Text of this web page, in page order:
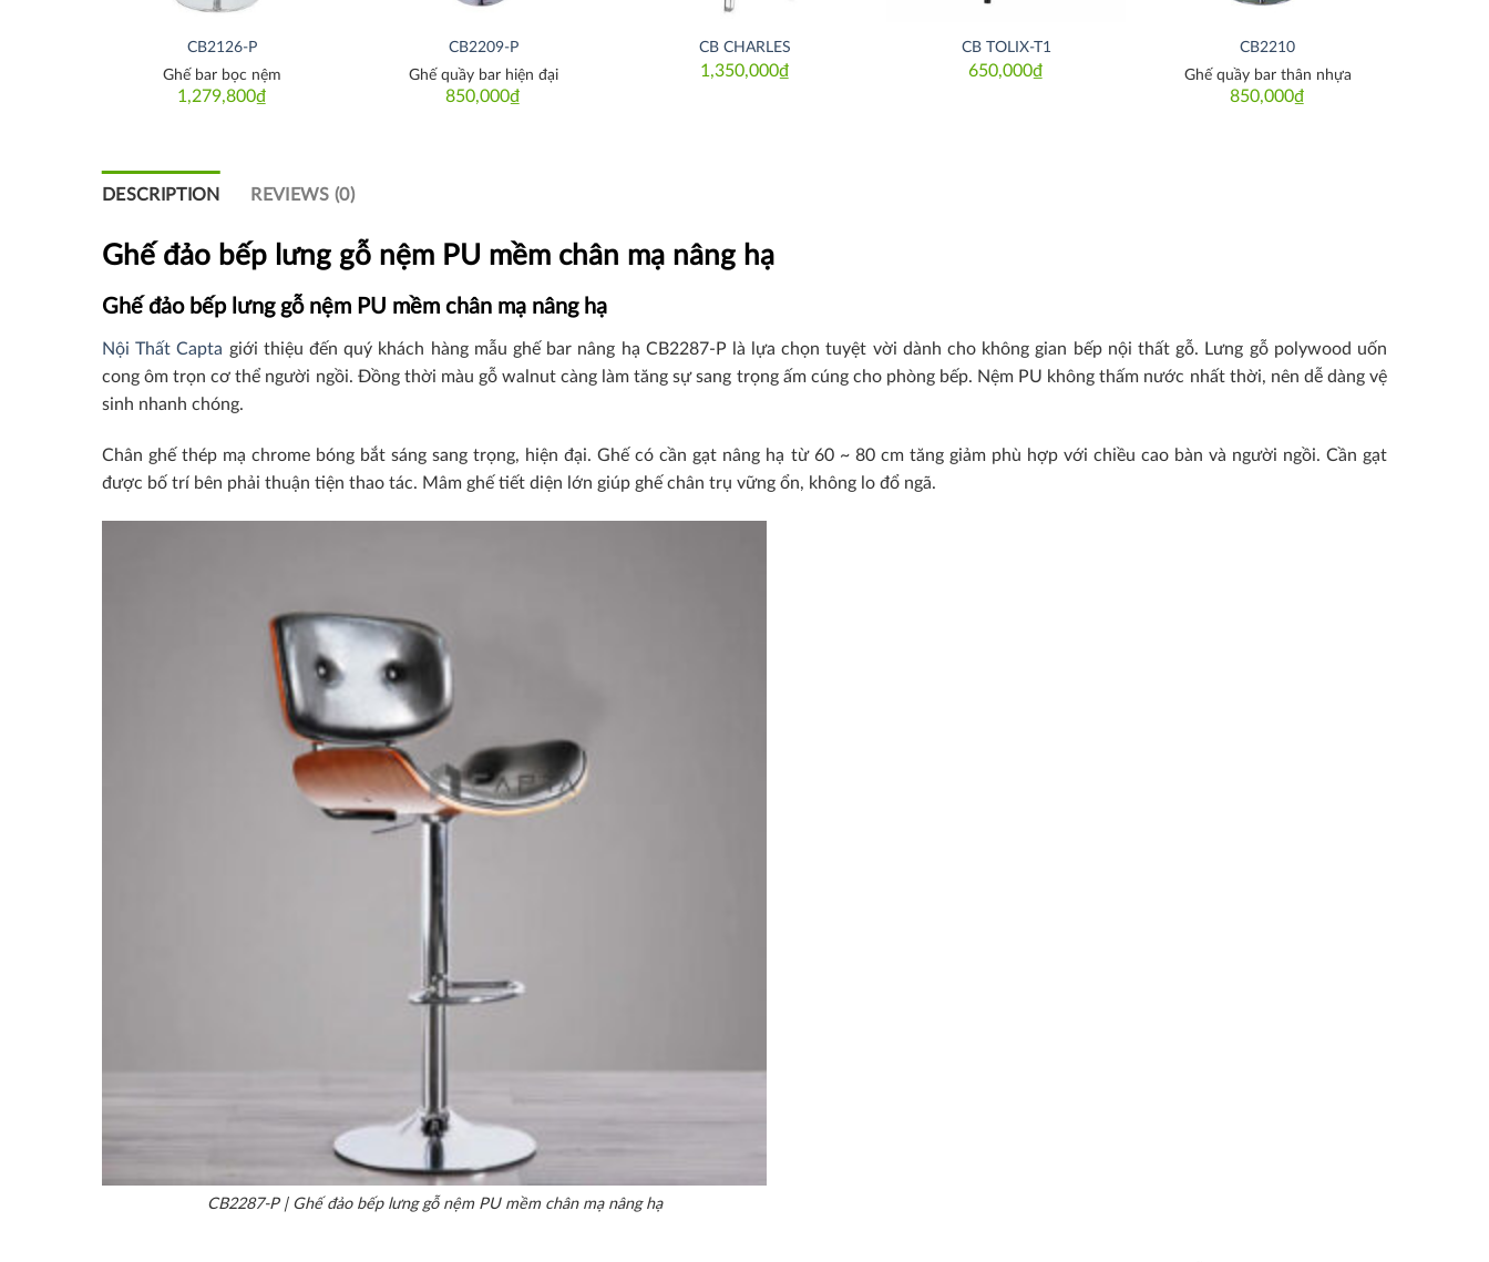
CB2126-P
1,279,800₫
Ghế bar bọc nệm
CB2209-P
850,000₫
Ghế quầy bar hiện đại
CB CHARLES
1,350,000₫
CB TOLIX-T1
650,000₫
CB2210
850,000₫
Ghế quầy bar thân nhựa
DESCRIPTION REVIEWS (0)
Ghế đảo bếp lưng gỗ nệm PU mềm chân mạ nâng hạ
Ghế đảo bếp lưng gỗ nệm PU mềm chân mạ nâng hạ
Nội Thất Capta giới thiệu đến quý khách hàng mẫu ghế bar nâng hạ CB2287-P là lựa chọn tuyệt vời dành cho không gian bếp nội thất gỗ. Lưng gỗ polywood uốn
cong ôm trọn cơ thể người ngồi. Đồng thời màu gỗ walnut càng làm tăng sự sang trọng ấm cúng cho phòng bếp. Nệm PU không thấm nước nhất thời, nên dễ dàng vệ
sinh nhanh chóng.
Chân ghế thép mạ chrome bóng bắt sáng sang trọng, hiện đại. Ghế có cần gạt nâng hạ từ 60 ~ 80 cm tăng giảm phù hợp với chiều cao bàn và người ngồi. Cần gạt
được bố trí bên phải thuận tiện thao tác. Mâm ghế tiết diện lớn giúp ghế chân trụ vững ổn, không lo đổ ngã.
CB2287-P | Ghế đảo bếp lưng gỗ nệm PU mềm chân mạ nâng hạ